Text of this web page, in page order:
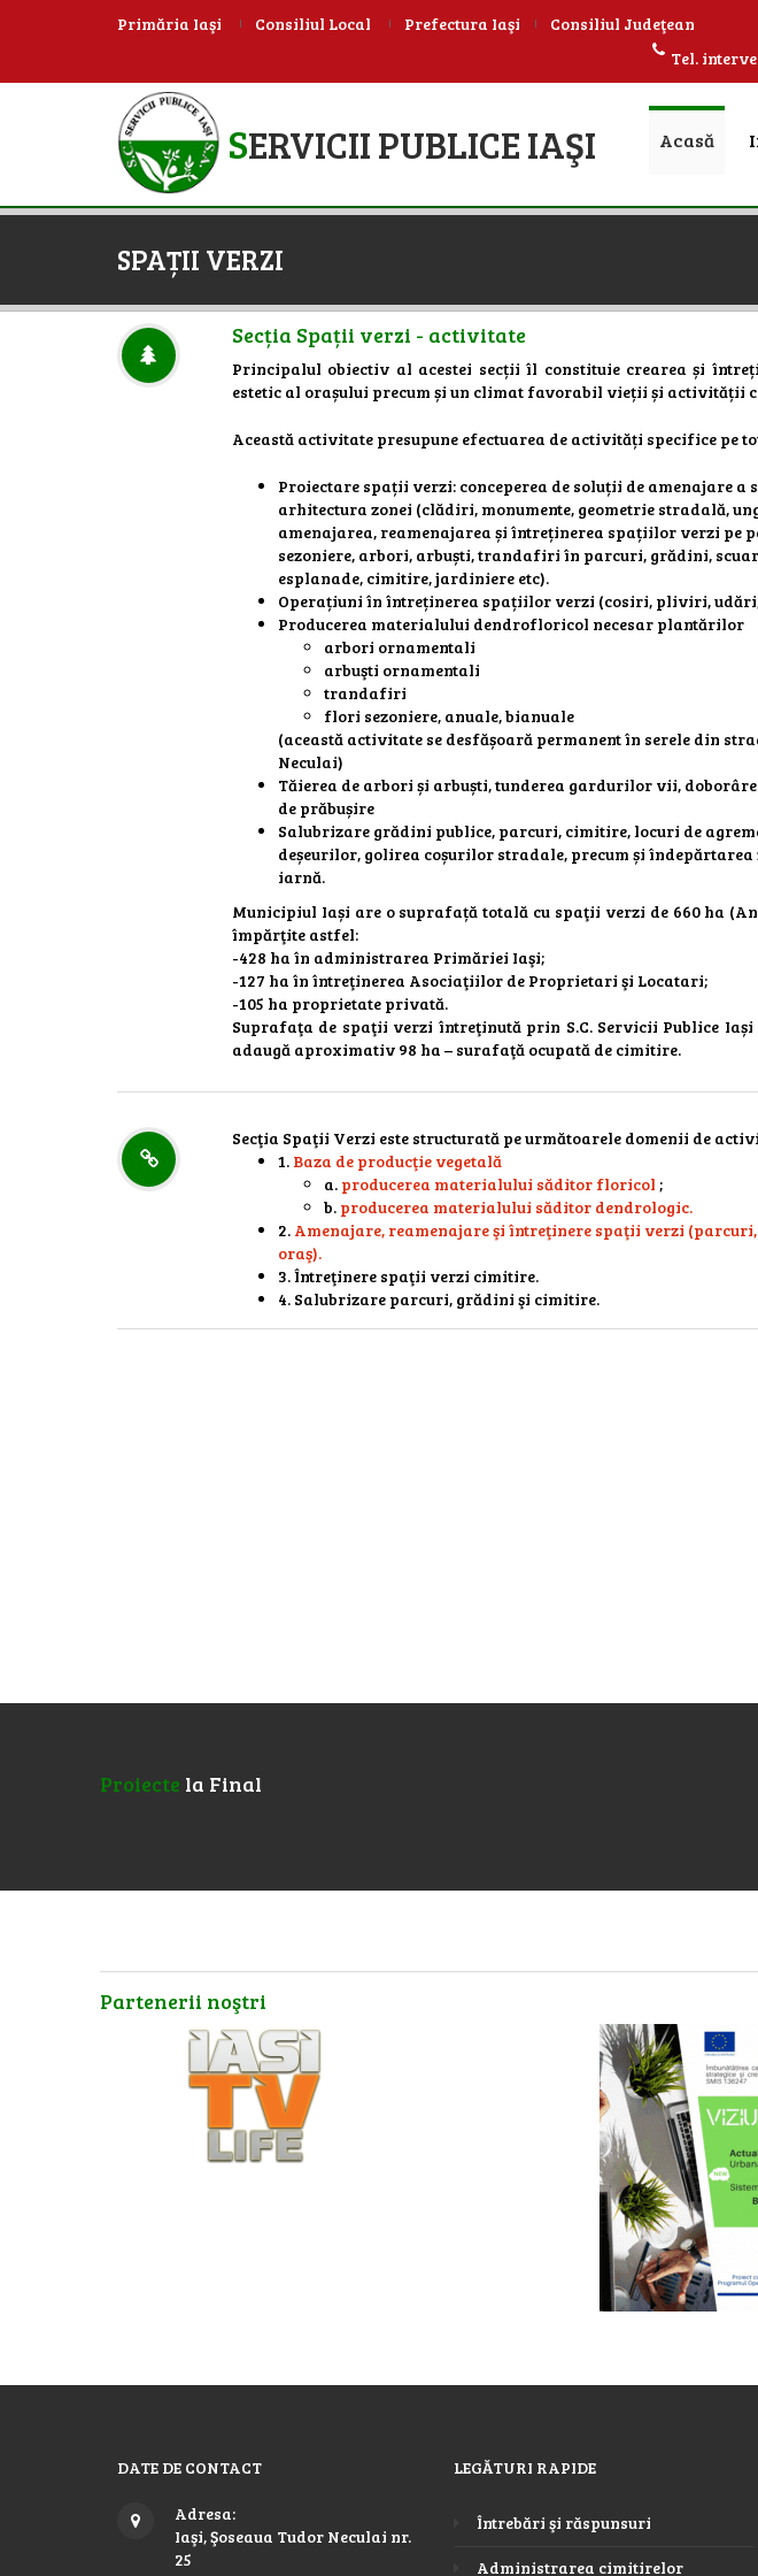
Primăria Iaşi Consiliul Local Prefectura Iaşi
Consiliul Judeţean
Tel.
SERVICII PUBLICE IAŞI Acasă
SPAȚII VERZI
Secția Spații verzi - activitate
Principalul obiectiv al acestei secții îl constituie crearea și
estetic al orașului precum și un climat favorabil vieții și activității
Această activitate presupune efectuarea de activități specifice pe
Proiectare spații verzi: conceperea de soluții de amenajare
arhitectura zonei (clădiri, monumente, geometrie stradală,
amenajarea, reamenajarea și întreținerea spațiilor verzi pe
sezoniere, arbori, arbuști, trandafiri în parcuri, grădini,
esplanade, cimitire, jardiniere etc).
Operațiuni în întreținerea spațiilor verzi (cosiri, pliviri, udări,
Producerea materialului dendrofloricol necesar plantărilor
arbori ornamentali
arbuşti ornamentali
trandafiri
flori sezoniere, anuale, bianuale
(această activitate se desfășoară permanent în serele din
Neculai)
Tăierea de arbori și arbuști, tunderea gardurilor vii,
de prăbușire
Salubrizare grădini publice, parcuri, cimitire, locuri de
deșeurilor, golirea coșurilor stradale, precum și
iarnă.
Municipiul Iași are o suprafață totală cu spaţii verzi de 660 ha
împărţite astfel:
-428 ha în administrarea Primăriei Iaşi;
-127 ha în întreţinerea Asociaţiilor de Proprietari şi Locatari;
-105 ha proprietate privată.
Suprafaţa de spaţii verzi întreţinută prin S.C. Servicii Publice
adaugă aproximativ 98 ha – surafaţă ocupată de cimitire.
Secţia Spaţii Verzi este structurată pe următoarele domenii de
1. Baza de producţie vegetală
a. producerea materialului săditor floricol ;
b. producerea materialului săditor dendrologic.
2. Amenajare, reamenajare şi întreţinere spaţii verzi
oraş).
3. Întreţinere spaţii verzi cimitire.
4. Salubrizare parcuri, grădini şi cimitire.
Proiecte la Final
Partenerii noştri
DATE DE CONTACT
Adresa:
Iaşi, Şoseaua Tudor Neculai nr.
25
LEGĂTURI RAPIDE
Întrebări şi răspunsuri
Administrarea cimitirelor